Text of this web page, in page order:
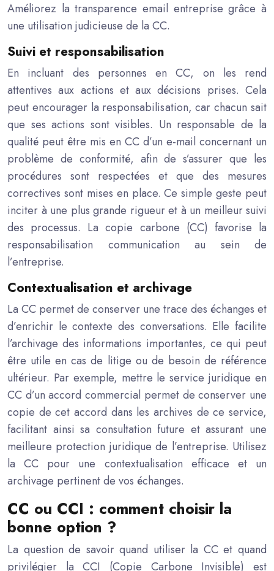
Améliorez la transparence email entreprise grâce à
une utilisation judicieuse de la CC.
Suivi et responsabilisation
En incluant des personnes en CC, on les rend
attentives aux actions et aux décisions prises. Cela
peut encourager la responsabilisation, car chacun sait
que ses actions sont visibles. Un responsable de la
qualité peut être mis en CC d’un e-mail concernant un
problème de conformité, afin de s’assurer que les
procédures sont respectées et que des mesures
correctives sont mises en place. Ce simple geste peut
inciter à une plus grande rigueur et à un meilleur suivi
des processus. La copie carbone (CC) favorise la
responsabilisation communication au sein de
l’entreprise.
Contextualisation et archivage
La CC permet de conserver une trace des échanges et
d’enrichir le contexte des conversations. Elle facilite
l’archivage des informations importantes, ce qui peut
être utile en cas de litige ou de besoin de référence
ultérieur. Par exemple, mettre le service juridique en
CC d’un accord commercial permet de conserver une
copie de cet accord dans les archives de ce service,
facilitant ainsi sa consultation future et assurant une
meilleure protection juridique de l’entreprise. Utilisez
la CC pour une contextualisation efficace et un
archivage pertinent de vos échanges.
CC ou CCI : comment choisir la
bonne option ?
La question de savoir quand utiliser la CC et quand
privilégier la CCI (Copie Carbone Invisible) est